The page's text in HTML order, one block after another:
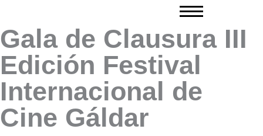
contenido
Gala de Clausura III
Edición Festival
Internacional de
Cine Gáldar